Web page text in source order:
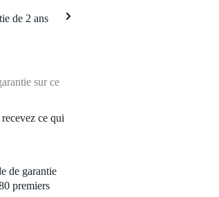
de 2 ans
sur ce
ce qui
de garantie
premiers